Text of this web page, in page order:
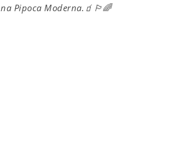
na Pipoca Moderna.🧃🏳️‍🌈